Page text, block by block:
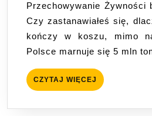
Przechowywanie Żywności
Czy zastanawiałeś się,
kończy w koszu, mimo
Polsce marnuje się 5 mln
CZYTAJ WIĘCEJ CZYTAJ
WIĘCEJ